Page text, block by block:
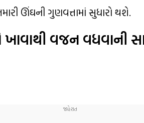
ઊંઘની ગુણવત્તામાં સુધારો થશે.
વજન વધવાની